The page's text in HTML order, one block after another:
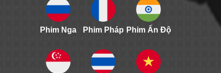
Phim Nga Phim Pháp Phim Ấn Độ